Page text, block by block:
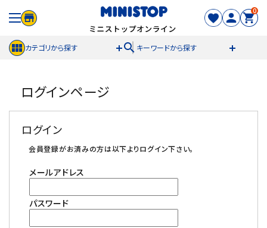
0
カテゴリから探す search キーワードから探す
meeting_room ログイン person 新規登録
セール商品
カテゴリから探す
冷凍食品
ログインページ
ログイン
会員登録がお済みの方は以下よりログイン下さい。
メールアドレス
パスワード